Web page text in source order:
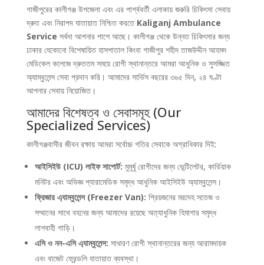
গাজীপুরের কালীগঞ্জ উপজেলা এবং এর পার্শ্ববর্তী এলাকায় জরুরি চিকিৎসা সেবায়
দ্রুত এবং নিরাপদ যাতায়াত নিশ্চিত করতে Kaliganj Ambulance
Service সর্বদা আপনার পাশে আছে। কালীগঞ্জ থেকে উন্নত চিকিৎসার জন্য
ঢাকার যেকোনো বিশেষায়িত হাসপাতাল কিংবা গাজীপুর শহীদ তাজউদ্দীন আহমদ
মেডিকেল কলেজে দ্রুততম সময়ে রোগী স্থানান্তরে আমরা আধুনিক ও সুসজ্জিত
অ্যাম্বুলেন্স সেবা প্রদান করি। আমাদের সার্ভিস বছরের ৩৬৫ দিন, ২৪ ঘণ্টা
আপনার সেবায় নিয়োজিত।
আমাদের বিশেষত্ব ও সেবাসমূহ (Our
Specialized Services)
কালীগঞ্জবাসীর জীবন রক্ষায় আমরা সর্বোচ্চ গতির সেবাকে অগ্রাধিকার দিই:
আইসিইউ (ICU) লাইফ সাপোর্ট: মুমূর্ষু রোগীদের জন্য ভেন্টিলেটর, কার্ডিয়াক
মনিটর এবং অভিজ্ঞ প্যারামেডিক সমৃদ্ধ আধুনিক আইসিইউ অ্যাম্বুলেন্স।
ফ্রিজার এ্যাম্বুলেন্স (Freezer Van): প্রিয়জনের মরদেহ সতেজ ও
সম্মানের সাথে বহনের জন্য আমাদের রয়েছে অত্যাধুনিক হিমাগার সমৃদ্ধ
লাশবাহী গাড়ি।
এসি ও নন-এসি এ্যাম্বুলেন্স: সাধারণ রোগী স্থানান্তরের জন্য আরামদায়ক
এবং বাজেট ফ্রেন্ডলি যাতায়াত ব্যবস্থা।